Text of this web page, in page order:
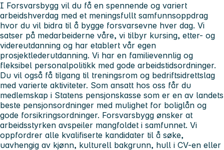
I Forsvarsbygg vil du få en spennende og variert
arbeidshverdag med et meningsfullt samfunnsoppdrag
hvor du vil bidra til å bygge forsvarsevne hver dag. Vi
satser på medarbeiderne våre, vi tilbyr kursing, etter- og
videreutdanning og har etablert vår egen
prosjektlederutdanning. Vi har en familievennlig og
fleksibel personalpolitikk med gode arbeidstidsordninger.
Du vil også få tilgang til treningsrom og bedriftsidrettslag
med varierte aktiviteter. Som ansatt hos oss får du
medlemskap i Statens pensjonskasse som er en av landets
beste pensjonsordninger med mulighet for boliglån og
gode forsikringsordninger. Forsvarsbygg ønsker at
arbeidsstyrken avspeiler mangfoldet i samfunnet. Vi
oppfordrer alle kvalifiserte kandidater til å søke,
uavhengig av kjønn, kulturell bakgrunn, hull i CV-en eller